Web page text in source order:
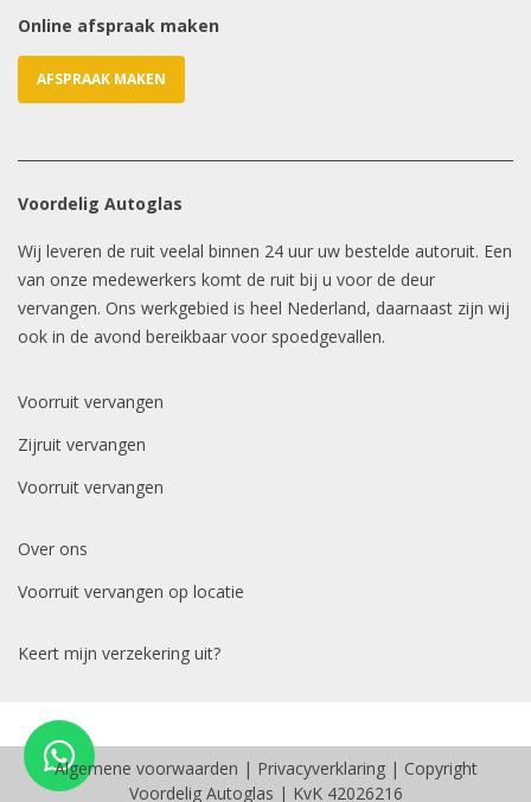
Online afspraak maken
AFSPRAAK MAKEN
Voordelig Autoglas
Wij leveren de ruit veelal binnen 24 uur uw bestelde autoruit. Een
van onze medewerkers komt de ruit bij u voor de deur
vervangen. Ons werkgebied is heel Nederland, daarnaast zijn wij
ook in de avond bereikbaar voor spoedgevallen.
Voorruit vervangen
Zijruit vervangen
Voorruit vervangen
Over ons
Voorruit vervangen op locatie
Keert mijn verzekering uit?
Algemene voorwaarden | Privacyverklaring| Copyright
Voordelig Autoglas | KvK 42026216